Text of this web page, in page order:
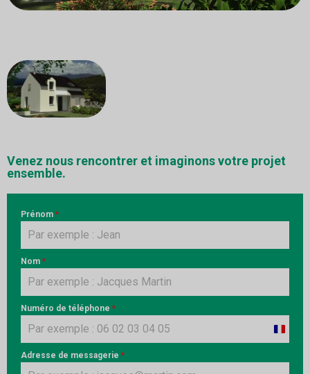
Venez nous rencontrer et imaginons votre projet
ensemble.
Prénom *
Nom *
Numéro de téléphone *
France
Adresse de messagerie *